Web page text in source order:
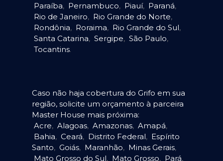
Paraíba, Pernambuco, Piauí, Paraná,
Rio de Janeiro, Rio Grande do Norte,
Rondônia, Roraima, Rio Grande do Sul,
Santa Catarina, Sergipe, São Paulo,
Tocantins.
Caso não haja cobertura do Grifo em sua
região, solicite um orçamento à parceira
Master House mais próxima:
Acre, Alagoas, Amazonas, Amapá,
Bahia, Ceará, Distrito Federal, Espírito
Santo, Goiás, Maranhão, Minas Gerais,
Mato Grosso do Sul, Mato Grosso, Pará,